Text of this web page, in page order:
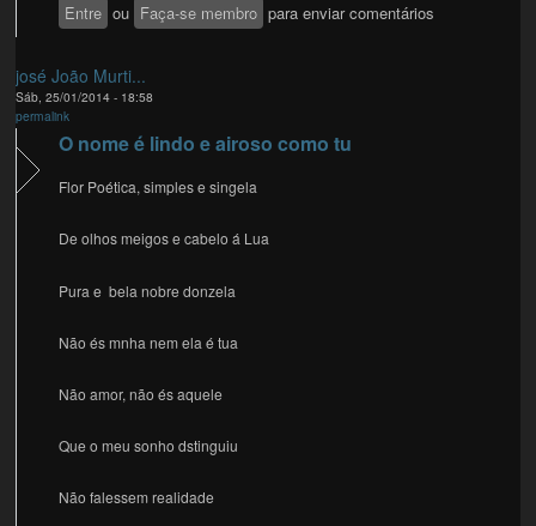
Entre ou Faça-se membro para enviar comentários
josé João Murti...
Sáb, 25/01/2014 - 18:58
permalink
O nome é lindo e airoso como tu
Flor Poética, simples e singela
De olhos meigos e cabelo á Lua
Pura e bela nobre donzela
Não és mnha nem ela é tua
Não amor, não és aquele
Que o meu sonho dstinguiu
Não falessem realidade